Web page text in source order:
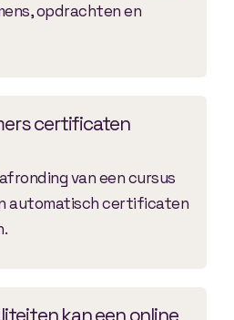
opdrachten en
certificaten
van een cursus
automatisch certificaten
kan een online